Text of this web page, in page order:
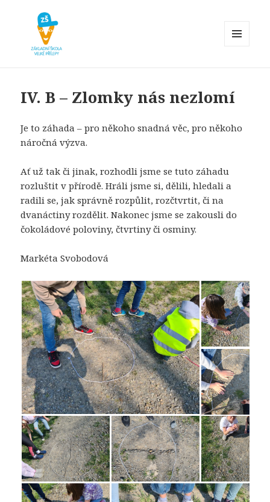
IV. B – Zlomky nás nezlomí
Je to záhada – pro někoho snadná věc, pro někoho
náročná výzva.
Ať už tak či jinak, rozhodli jsme se tuto záhadu
rozluštit v přírodě. Hráli jsme si, dělili, hledali a
radili se, jak správně rozpůlit, rozčtvrtit, či na
dvanáctiny rozdělit. Nakonec jsme se zakousli do
čokoládové poloviny, čtvrtiny či osminy.
Markéta Svobodová